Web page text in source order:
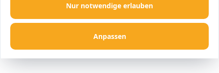
Nur notwendige erlauben
Anpassen